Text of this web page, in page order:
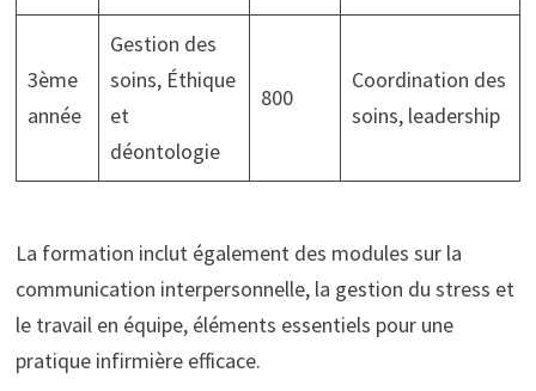
3ème
année
Gestion des
soins, Éthique
et
déontologie
800
Coordination des
soins, leadership
La formation inclut également des modules sur la
communication interpersonnelle, la gestion du stress et
le travail en équipe, éléments essentiels pour une
pratique infirmière efficace.